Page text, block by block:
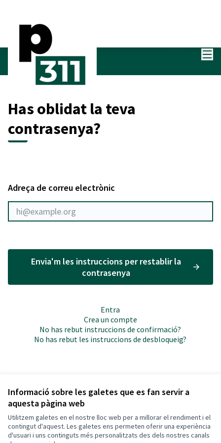
Informació sobre les galetes que es fan servir a
aquesta pàgina web
Utilitzem galetes en el nostre lloc web per a millorar el rendiment i el
contingut d'aquest. Les galetes ens permeten oferir una experiència
d'usuari i uns continguts més personalitzats des dels nostres canals
Has oblidat la teva
contrasenya?
Adreça de correu electrònic
Envia'm les instruccions per restablir la
contrasenya
Entra
Crea un compte
No has rebut instruccions de confirmació?
No has rebut les instruccions de desbloqueig?
Termes i condicions d'ús
Configuració de les galetes
Cerdanyola Participa a X
(Enllaç extern)
Cerdanyola Participa a Facebook
(Enllaç extern)
Cerdanyola Participa a Instagram
(Enllaç extern)
Cerdanyola Participa a YouTube
(Enllaç extern)